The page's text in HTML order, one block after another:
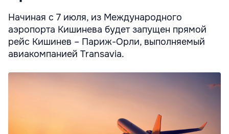
Начиная с 7 июля, из Международного
аэропорта Кишинева будет запущен прямой
рейс Кишинев – Париж-Орли, выполняемый
авиакомпанией Transavia.